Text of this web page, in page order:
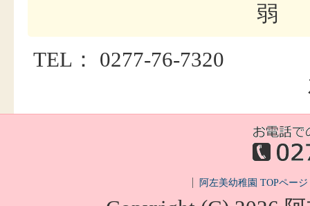
弱
TEL： 0277-76-7320 〒
阿左美幼稚園 TOPページ